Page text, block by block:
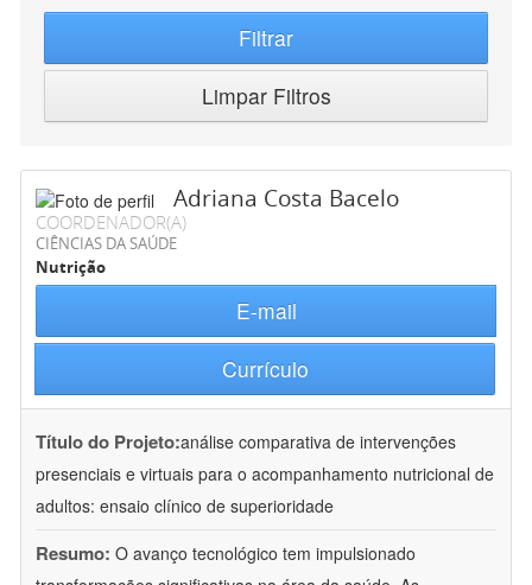
Filtrar
Limpar Filtros
Adriana Costa Bacelo
COORDENADOR(A)
CIÊNCIAS DA SAÚDE
Nutrição
E-mail
Currículo
Título do Projeto:análise comparativa de intervenções
presenciais e virtuais para o acompanhamento nutricional de
adultos: ensaio clínico de superioridade
Resumo: O avanço tecnológico tem impulsionado